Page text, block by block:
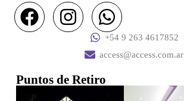
+54 9 263 4617852
access@access.com.ar
Puntos de Retiro